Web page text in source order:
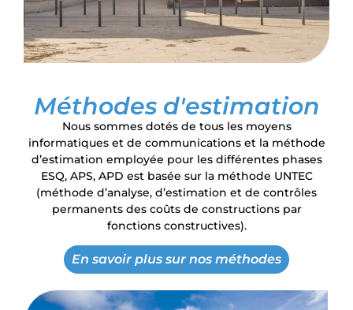
Méthodes d'estimation
Nous sommes dotés de tous les moyens
informatiques et de communications et la méthode
d’estimation employée pour les différentes phases
ESQ, APS, APD est basée sur la méthode UNTEC
(méthode d’analyse, d’estimation et de contrôles
permanents des coûts de constructions par
fonctions constructives).
En savoir plus sur nos méthodes